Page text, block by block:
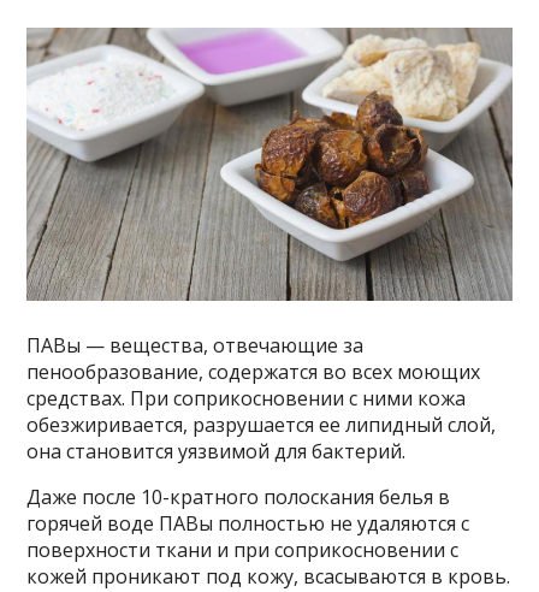
ПАВы — вещества, отвечающие за
пенообразование, содержатся во всех моющих
средствах. При соприкосновении с ними кожа
обезжиривается, разрушается ее липидный слой,
она становится уязвимой для бактерий.
Даже после 10-кратного полоскания белья в
горячей воде ПАВы полностью не удаляются с
поверхности ткани и при соприкосновении с
кожей проникают под кожу, всасываются в кровь.